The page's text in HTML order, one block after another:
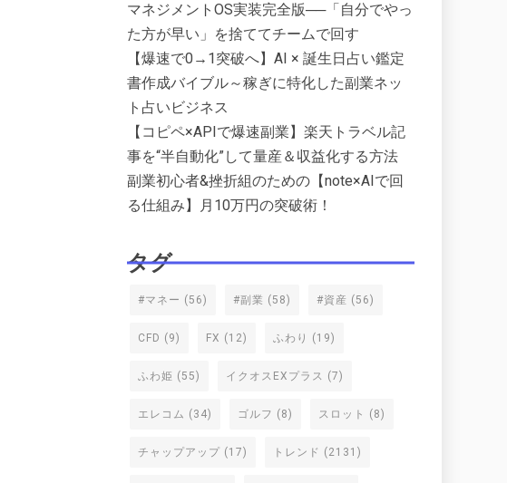
マネジメントOS実装完全版──「自分でやっ
た方が早い」を捨ててチームで回す
【爆速で0→1突破へ】AI × 誕生日占い鑑定
書作成バイブル～稼ぎに特化した副業ネッ
ト占いビジネス
【コピペ×APIで爆速副業】楽天トラベル記
事を“半自動化”して量産＆収益化する方法
副業初心者&挫折組のための【note×AIで回
る仕組み】月10万円の突破術！
タグ
#マネー (56) #副業 (58) #資産 (56)
CFD (9) FX (12) ふわり (19)
ふわ姫 (55) イクオスEXプラス (7)
エレコム (34) ゴルフ (8) スロット (8)
チャップアップ (17) トレンド (2131)